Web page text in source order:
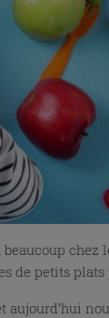
chez
de petits
aujourd’hui